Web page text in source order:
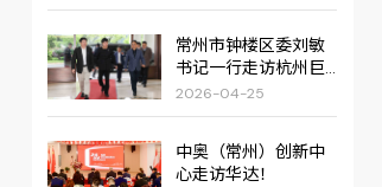
常州市钟楼区委刘敏
书记一行走访杭州巨
星集团
2026-04-25
中奥（常州）创新中
心走访华达！